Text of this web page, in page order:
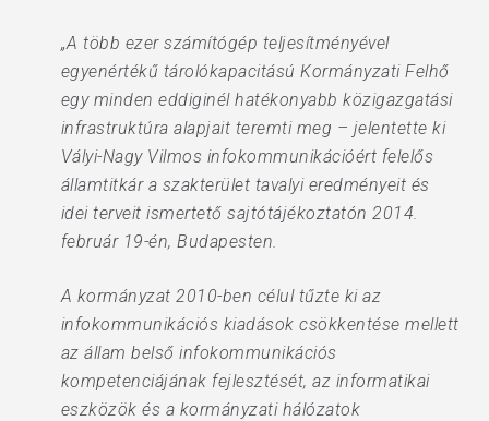
„A több ezer számítógép teljesítményével
egyenértékű tárolókapacitású Kormányzati Felhő
egy minden eddiginél hatékonyabb közigazgatási
infrastruktúra alapjait teremti meg – jelentette ki
Vályi-Nagy Vilmos infokommunikációért felelős
államtitkár a szakterület tavalyi eredményeit és
idei terveit ismertető sajtótájékoztatón 2014.
február 19-én, Budapesten.
A kormányzat 2010-ben célul tűzte ki az
infokommunikációs kiadások csökkentése mellett
az állam belső infokommunikációs
kompetenciájának fejlesztését, az informatikai
eszközök és a kormányzati hálózatok